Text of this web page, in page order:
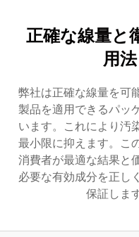
正確な線量と
用法
弊社は正確な線量を可
製品を適用できるパッ
います。これにより汚
最小限に抑えます。こ
消費者が最適な結果と
必要な有効成分を正し
保証しま